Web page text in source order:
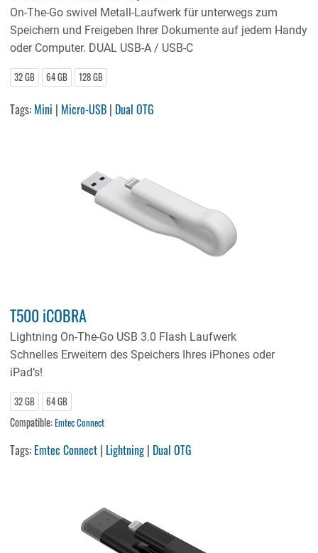
On-The-Go swivel Metall-Laufwerk für unterwegs zum
Speichern und Freigeben Ihrer Dokumente auf jedem Handy
oder Computer. DUAL USB-A / USB-C
32 GB 64 GB 128 GB
Tags: Mini | Micro-USB | Dual OTG
T500 iCOBRA
Lightning On-The-Go USB 3.0 Flash Laufwerk
Schnelles Erweitern des Speichers Ihres iPhones oder
iPad’s!
32 GB 64 GB
Compatible:Emtec Connect
Tags: Emtec Connect | Lightning | Dual OTG